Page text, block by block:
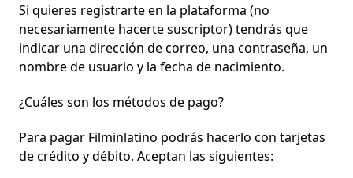
Si quieres registrarte en la plataforma (no
necesariamente hacerte suscriptor) tendrás que
indicar una dirección de correo, una contraseña, un
nombre de usuario y la fecha de nacimiento.
¿Cuáles son los métodos de pago?
Para pagar Filminlatino podrás hacerlo con tarjetas
de crédito y débito. Aceptan las siguientes: